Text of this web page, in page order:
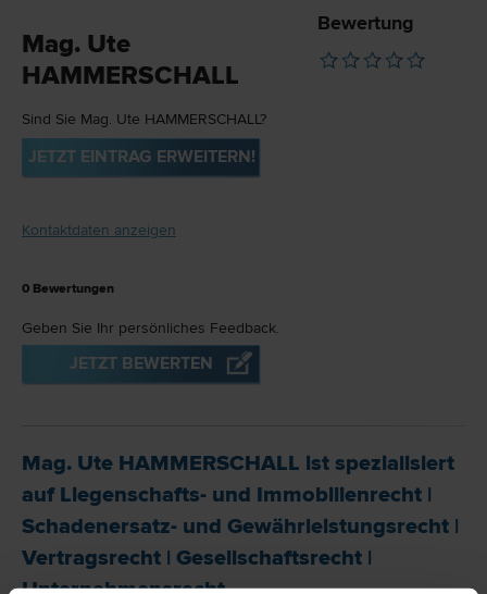
Mag. Ute
HAMMERSCHALL
Sind Sie Mag. Ute HAMMERSCHALL?
JETZT EINTRAG ERWEITERN!
Kontaktdaten anzeigen
Bewertung
0 Bewertungen
Geben Sie Ihr persönliches Feedback.
JETZT BEWERTEN
Mag. Ute HAMMERSCHALL ist spezialisiert
auf Liegenschafts- und Immobilien­recht |
Schadenersatz- und Gewährleistungs­recht |
Vertrags­recht | Gesellschafts­recht |